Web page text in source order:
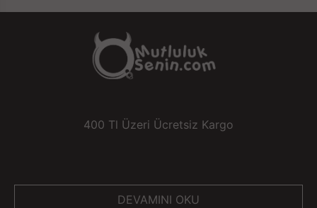
400 Tl Üzeri Ücretsiz Kargo
DEVAMINI OKU